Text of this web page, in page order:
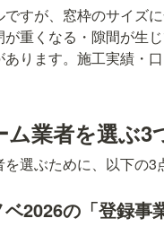
すが、窓枠のサイズ
重くなる・隙間が生
ります。施工実績・
業者を選ぶ3
選ぶために、以下の3
2026の「登録事